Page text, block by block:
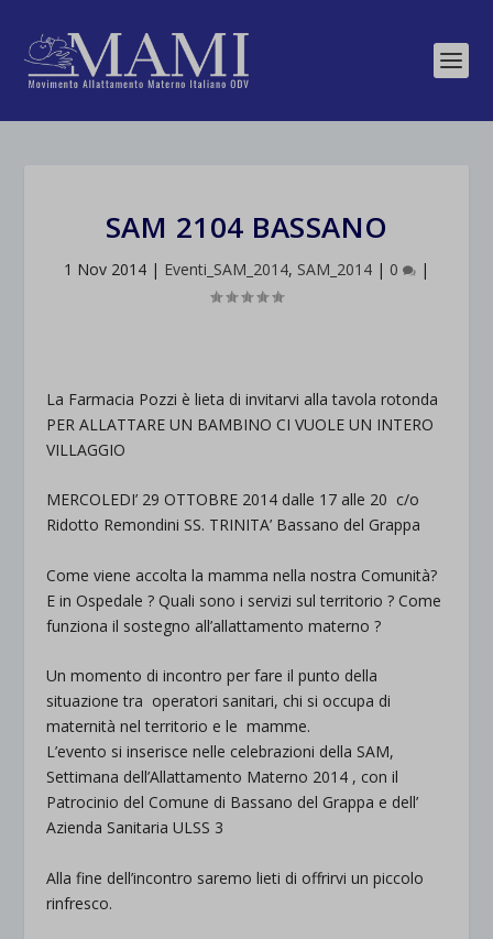
SAM 2104 BASSANO
1 Nov 2014 | Eventi_SAM_2014, SAM_2014 | 0 |
La Farmacia Pozzi è lieta di invitarvi alla tavola rotonda
PER ALLATTARE UN BAMBINO CI VUOLE UN INTERO
VILLAGGIO
MERCOLEDI’ 29 OTTOBRE 2014 dalle 17 alle 20 c/o
Ridotto Remondini SS. TRINITA’ Bassano del Grappa
Come viene accolta la mamma nella nostra Comunità?
E in Ospedale ? Quali sono i servizi sul territorio ? Come
funziona il sostegno all’allattamento materno ?
Un momento di incontro per fare il punto della
situazione tra operatori sanitari, chi si occupa di
maternità nel territorio e le mamme.
L’evento si inserisce nelle celebrazioni della SAM,
Settimana dell’Allattamento Materno 2014 , con il
Patrocinio del Comune di Bassano del Grappa e dell’
Azienda Sanitaria ULSS 3
Alla fine dell’incontro saremo lieti di offrirvi un piccolo
rinfresco.